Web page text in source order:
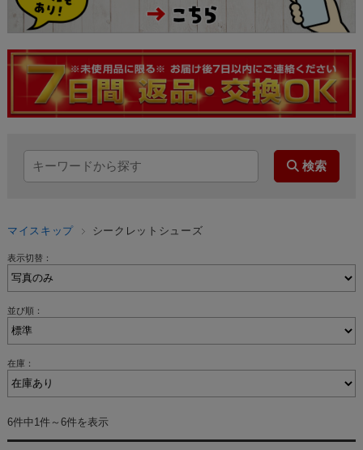
マイスキップ シークレットシューズ
表示切替：
並び順：
在庫：
6件中1件～6件を表示